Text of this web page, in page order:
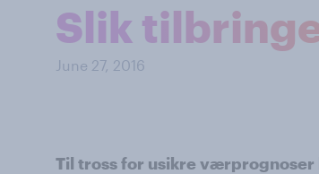
Slik
June 27, 2016
Til tross for usikre